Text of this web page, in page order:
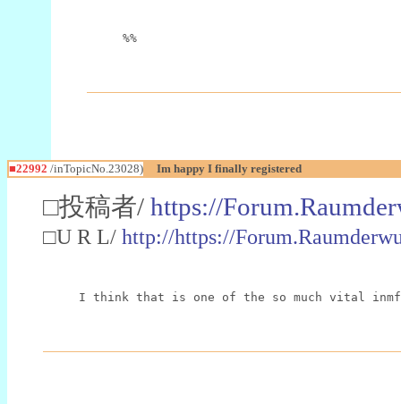
%%
■22992 /inTopicNo.23028) Im happy I finally registered
□投稿者/ https://
□U R L/ http://https://
I think that is one of the so much vital